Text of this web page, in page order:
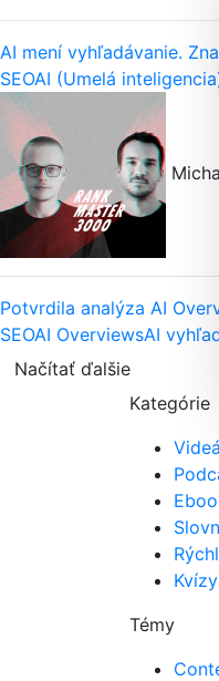
AI mení vyhľadávanie.
SEOAI (Umelá
Potvrdila analýza AI
SEOAI OverviewsAI
Načítať ďalšie
Kategórie
Videá
Kvízy
Témy